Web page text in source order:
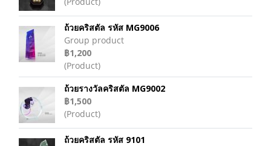
ถ้วยคริสตัล รหัส MG9006
Group product
฿1,200
(Product)
ถ้วยรางวัลคริสตัล MG9002
฿1,500
(Product)
ถ้วยคริสตัล รหัส 9101